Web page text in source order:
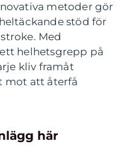
metoder gör
stöd för
Med
helhetsgrepp på
kliv framåt
mot att återfå
här